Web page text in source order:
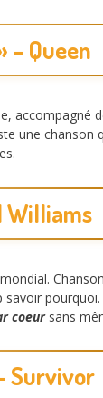
– Queen
accompagné
une
Williams
coeursans
Survivor